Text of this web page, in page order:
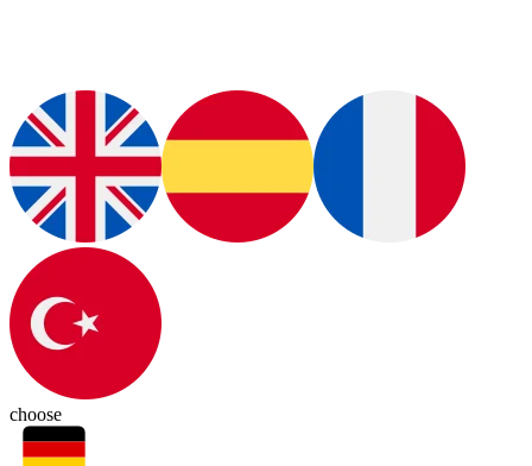
choose